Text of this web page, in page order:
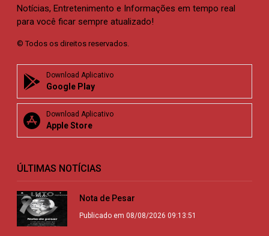
Notícias, Entretenimento e Informações em tempo real
para você ficar sempre atualizado!
© Todos os direitos reservados.
Download Aplicativo
Google Play
Download Aplicativo
Apple Store
ÚLTIMAS NOTÍCIAS
Nota de Pesar
Publicado em 08/08/2026 09:13:51